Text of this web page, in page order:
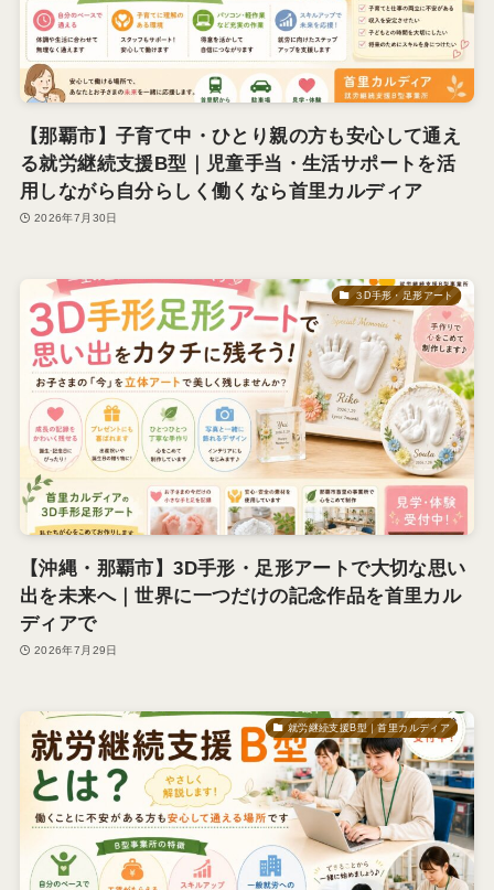
【那覇市】子育て中・ひとり親の方も安心して通え
る就労継続支援B型｜児童手当・生活サポートを活
用しながら自分らしく働くなら首里カルディア
2026年7月30日
３D手形・足形アート
【沖縄・那覇市】3D手形・足形アートで大切な思い
出を未来へ｜世界に一つだけの記念作品を首里カル
ディアで
2026年7月29日
就労継続支援B型｜首里カルディア